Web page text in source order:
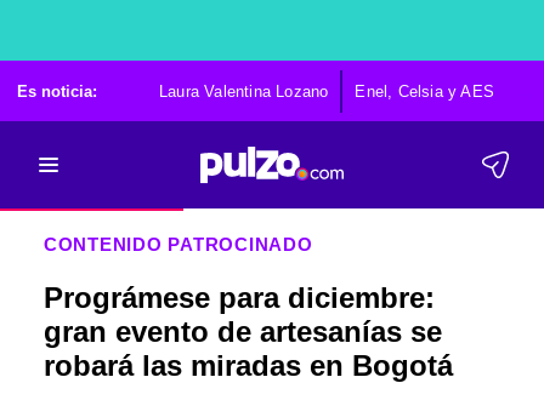
Es noticia: Laura Valentina Lozano Enel, Celsia y AES
CONTENIDO PATROCINADO
Prográmese para diciembre:
gran evento de artesanías se
robará las miradas en Bogotá